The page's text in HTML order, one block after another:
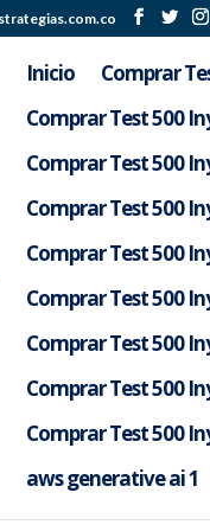
Inicio
Comprar
Comprar Test 500
Comprar Test 500
Comprar Test 500
Comprar Test 500
Comprar Test 500
Comprar Test 500
Comprar Test 500
Comprar Test 500
aws generative ai 1
|Abr 26, 2026|